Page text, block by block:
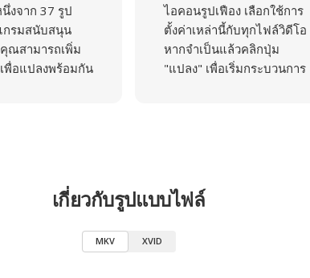
งจาก 37 รูป
รมสนับสนุน
ณสามารถเพิ่ม
พื่อแปลงพร้อมกัน
ไอคอนรูปเฟือง เลือกใช้การ
ตั้งค่าเหล่านี้กับทุกไฟล์วิดีโอ
หากจำเป็นแล้วคลิกปุ่ม
"แปลง" เพื่อเริ่มกระบวนการ
เกี่ยวกับรูปแบบไฟล์
MKV XVID